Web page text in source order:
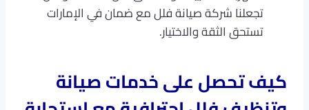
تجعلنا شركة صيانة فلل مع ضمان في الإمارات
تستحق الثقة والاختيار.
كيف تحصل على خدمات صيانة